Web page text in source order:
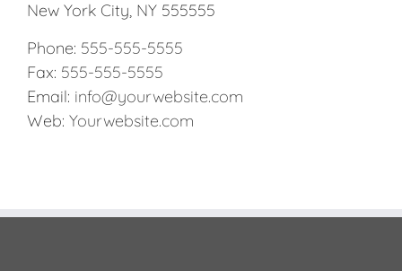
New York City, NY 555555
Phone: 555-555-5555
Fax: 555-555-5555
Email: info@yourwebsite.com
Web: Yourwebsite.com